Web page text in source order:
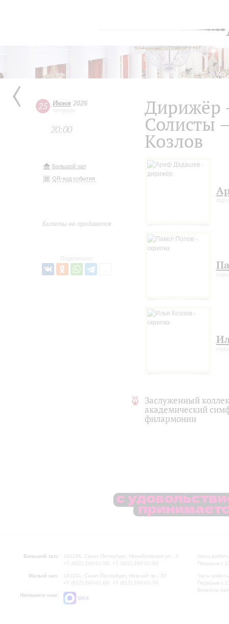
25 Июня 2026
четверг
20:00
Большой зал
QR-код события
Билеты не продаются
Поделиться:
Дирижёр
Солисты
Козлов
Заслуженный
академический
филармонии
Большой зал:
191186, Санкт-Петербург, Михайловская ул., 2
+7 (812) 240-01-00, +7 (812) 240-01-80
Малый зал:
191011, Санкт-Петербург, Невский пр., 30
+7 (812) 240-01-00, +7 (812) 240-01-70
Напишите нам:
MAX
Часы
Перерыв с
Часы
Перерыв с
Вопросы